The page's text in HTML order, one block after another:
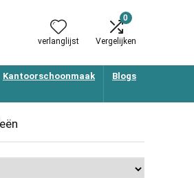
verlanglijst
0
Vergelijken
Kantoorschoonmaak Blogs